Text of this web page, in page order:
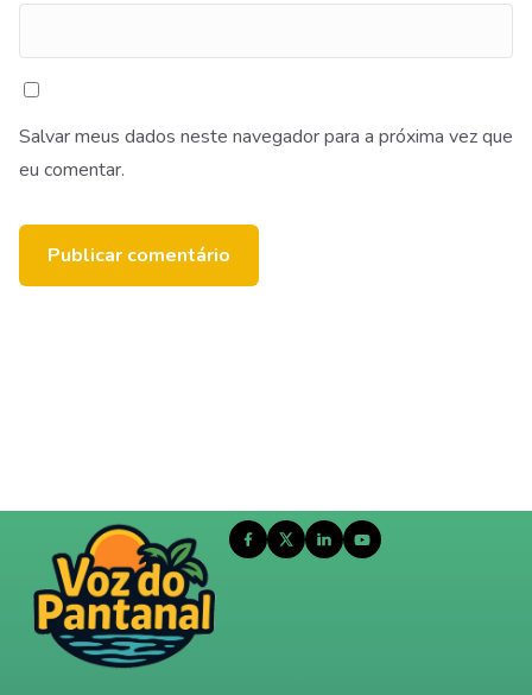
Salvar meus dados neste navegador para a próxima vez que
eu comentar.